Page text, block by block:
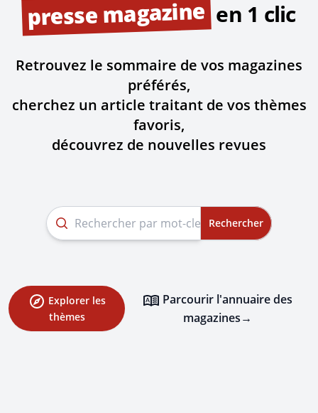
presse magazine en 1 clic
Retrouvez le sommaire de vos magazines
préférés,
cherchez un article traitant de vos thèmes
favoris,
découvrez de nouvelles revues
Rechercher
Explorer les
thèmes
Parcourir l'annuaire des
magazines→